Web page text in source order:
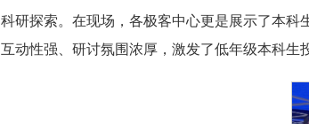
科研探索。在现场，各极客中心更是展示了本科
互动性强、研讨氛围浓厚，激发了低年级本科生